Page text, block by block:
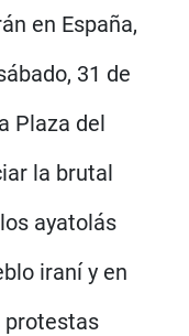
en España,
31 de
Plaza del
la brutal
ayatolás
iraní y en
protestas